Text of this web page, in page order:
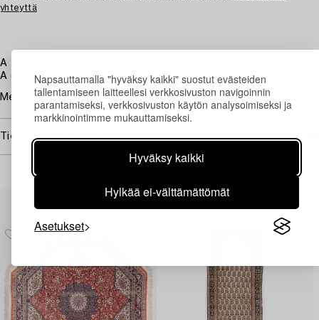
Napsauttamalla "hyväksy kaikki" suostut evästeiden
tallentamiseen laitteellesi verkkosivuston navigoinnin
parantamiseksi, verkkosivuston käytön analysoimiseksi ja
markkinointimme mukauttamiseksi.
Hyväksy kaikki
Hylkää ei-välttämättömät
Asetukset
yhteyttä
A terracotta-coloured ground with floral and palmette scrolls.
A dark blue main border with a vine motif.
Merkityksetöntä pintakulumaa.
Tietoa ostamisesta
Muiden katsomia kohteita